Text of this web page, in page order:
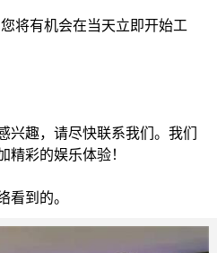
将有机会在当天立即开始工
兴趣，请尽快联系我们。我们
精彩的娱乐体验！
看到的。